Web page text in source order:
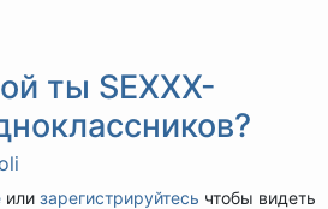
ты SEXXX-
или зарегистрируйтесь чтобы видеть